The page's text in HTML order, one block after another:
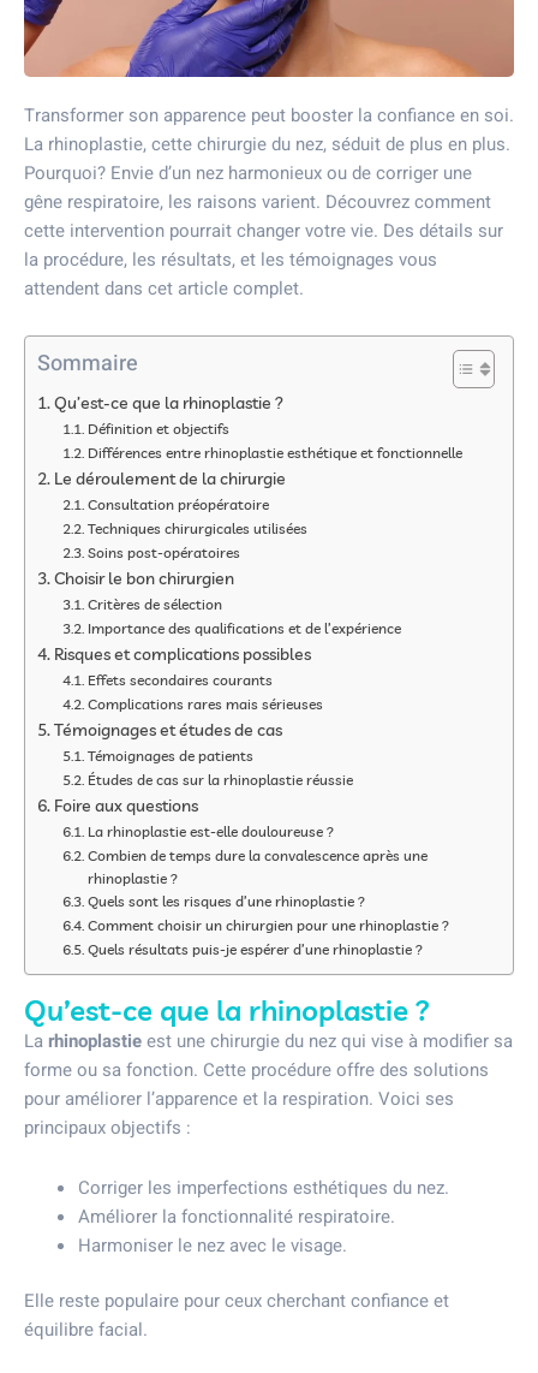
Transformer son apparence peut booster la confiance en soi.
La rhinoplastie, cette chirurgie du nez, séduit de plus en plus.
Pourquoi? Envie d’un nez harmonieux ou de corriger une
gêne respiratoire, les raisons varient. Découvrez comment
cette intervention pourrait changer votre vie. Des détails sur
la procédure, les résultats, et les témoignages vous
attendent dans cet article complet.
Sommaire
Qu’est-ce que la rhinoplastie ?
Définition et objectifs
Différences entre rhinoplastie esthétique et fonctionnelle
Le déroulement de la chirurgie
Consultation préopératoire
Techniques chirurgicales utilisées
Soins post-opératoires
Choisir le bon chirurgien
Critères de sélection
Importance des qualifications et de l’expérience
Risques et complications possibles
Effets secondaires courants
Complications rares mais sérieuses
Témoignages et études de cas
Témoignages de patients
Études de cas sur la rhinoplastie réussie
Foire aux questions
La rhinoplastie est-elle douloureuse ?
Combien de temps dure la convalescence après une
rhinoplastie ?
Quels sont les risques d’une rhinoplastie ?
Comment choisir un chirurgien pour une rhinoplastie ?
Quels résultats puis-je espérer d’une rhinoplastie ?
Qu’est-ce que la rhinoplastie ?
La rhinoplastieest une chirurgie du nez qui vise à modifier sa
forme ou sa fonction. Cette procédure offre des solutions
pour améliorer l’apparence et la respiration. Voici ses
principaux objectifs :
Corriger les imperfections esthétiques du nez.
Améliorer la fonctionnalité respiratoire.
Harmoniser le nez avec le visage.
Elle reste populaire pour ceux cherchant confiance et
équilibre facial.